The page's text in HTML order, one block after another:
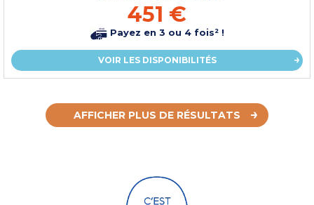
451 €
Payez en 3 ou 4 fois² !
VOIR LES DISPONIBILITÉS
AFFICHER PLUS DE RÉSULTATS